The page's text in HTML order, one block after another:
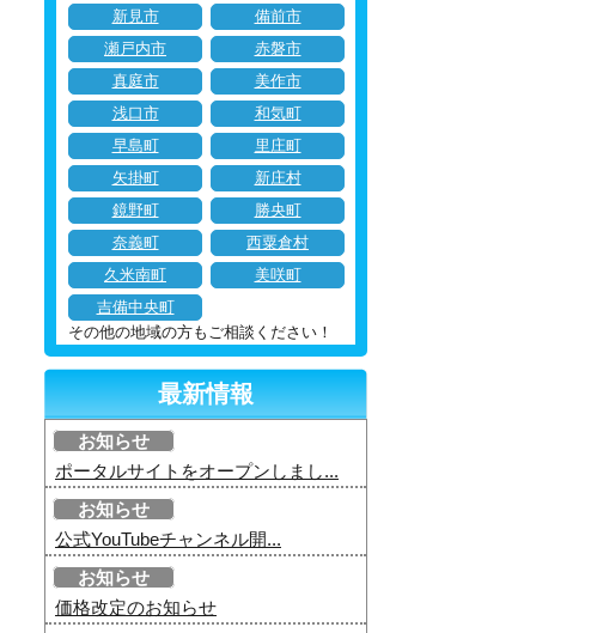
新見市
備前市
瀬戸内市
赤磐市
真庭市
美作市
浅口市
和気町
早島町
里庄町
矢掛町
新庄村
鏡野町
勝央町
奈義町
西粟倉村
久米南町
美咲町
吉備中央町
その他の地域の方もご相談ください！
最新情報
お知らせ
ポータルサイトをオープンしまし...
お知らせ
公式YouTubeチャンネル開...
お知らせ
価格改定のお知らせ